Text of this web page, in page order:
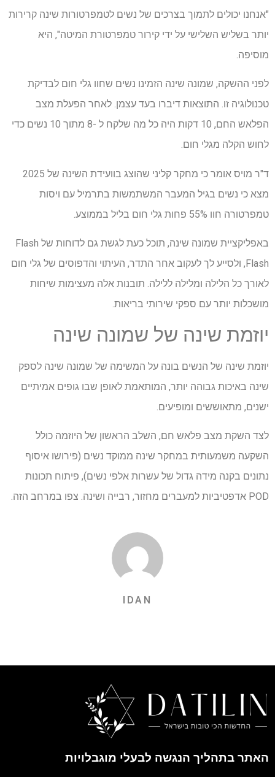
"אנחנו יכולים לתמוך בצרכים של נשים לטמפרטורות שינה קרירות
יותר בשליש השלישי על ידי קירור טמפרטורת המיטה", היא
מוסיפה.
לפני ההשקה, שמונה שינה הזמינו נשים שחוו גלי חום לבדיקת
טכנולוגיה זו. התוצאות דיברו בעד עצמן. לאחר הפעלת מצב
הפלאש החם, 10 דקות היה כל מה שלקח ל -8 מתוך 10 נשים כדי
לחוש הקלה מגלי חום.
ד"ר מויס אומר כי מחקר קליני שהוצג בוועידת השינה של 2025
מצא כי נשים בגיל המעבר המשתמשות בתרמיל עם ויסות
טמפרטורה חוו 55% פחות גלי חום בליל בממוצע.
באפליקציית שמונה שינה, תוכל כעת לגשת גם לדוחות של Flash
Flash, ולסייע לך לעקוב אחר התדר, העיתוי והדפוסים של גלי חום
לאורך כל הלילה ומלילה ללילה. תובנות אלה מעצימות שיחות
מושכלות יותר עם ספקי שירותי בריאות.
יוזמת שינה של שמונה שינה
יוזמת שינה של הנשים בונה על המשימה של שמונה שינה לספק
שינה באיכות גבוהה יותר, המותאמת לאופן שבו גופים אמיתיים
ישנים, מתאוששים ומופיעים.
לצד השקת מצב פלאש חם, השלב הראשון של היוזמה כולל
השקעה משמעותית במחקר שינה ממוקד נשים (פירושו איסוף
נתונים בקנה מידה גדול של עשרות אלפי נשים), פיתוח תכונות
POD אדפטיביות למעברים מחזור, רבייה ושינה. צפו במרחב הזה.
IDAN
האתר בתהליך הנגשה לבעלי מוגבלויות